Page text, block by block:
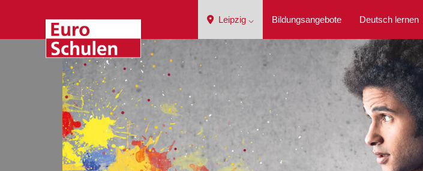
Leipzig ⌵ Bildungsangebote Deutsch lernen